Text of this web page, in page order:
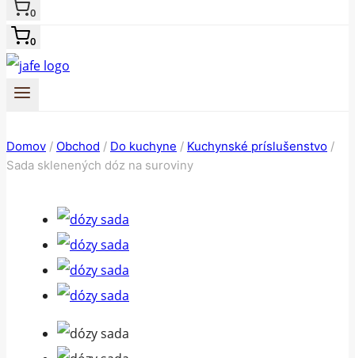
0
0
Domov / Obchod / Do kuchyne / Kuchynské príslušenstvo /
Sada sklenených dóz na suroviny